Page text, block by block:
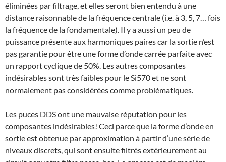
éliminées par filtrage, et elles seront bien entendu à une
distance raisonnable de la fréquence centrale (i.e. à 3, 5, 7… fois
la fréquence de la fondamentale). Il y a aussi un peu de
puissance présente aux harmoniques paires car la sortie n’est
pas garantie pour être une forme d’onde carrée parfaite avec
un rapport cyclique de 50%. Les autres composantes
indésirables sont très faibles pour le Si570 et ne sont
normalement pas considérées comme problématiques.
Les puces DDS ont une mauvaise réputation pour les
composantes indésirables! Ceci parce que la forme d’onde en
sortie est obtenue par approximation à partir d’une série de
niveaux discrets, qui sont ensuite filtrés extérieurement au